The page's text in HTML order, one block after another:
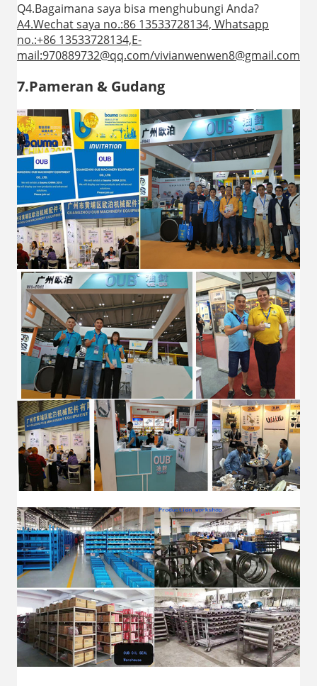
Q4.Bagaimana saya bisa menghubungi Anda?
A4.Wechat saya no.:86 13533728134, Whatsapp
no.:+86 13533728134,E-
mail:970889732@qq.com/vivianwenwen8@gmail.com
7.Pameran & Gudang